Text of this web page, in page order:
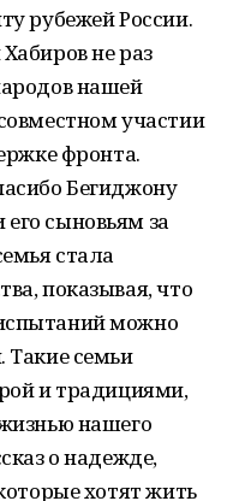
рубежей России.
не раз
нашей
участии
фронта.
Бегиджону
сыновьям за
стала
показывая, что
можно
семьи
и традициями,
нашего
о надежде,
хотят жить